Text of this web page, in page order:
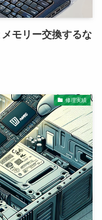
モリー交換するな
修理実績